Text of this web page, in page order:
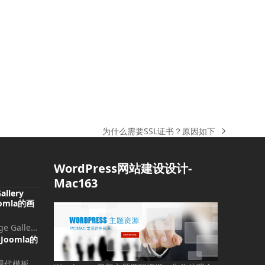
下
文
为什么需要SSL证书？原因如下
的画
Galle…
的
WordPress网站建设设计-
Mac163